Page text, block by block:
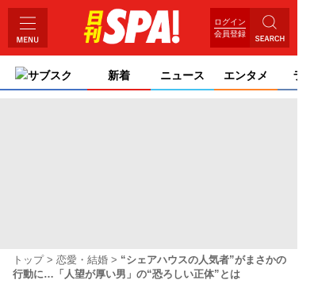
ログイン
会員登録
サブスク 新着 ニュース エンタメ ライ
トップ 恋愛・結婚
“シェアハウスの人気者”がまさかの
行動に…「人望が厚い男」の“恐ろしい正体”とは